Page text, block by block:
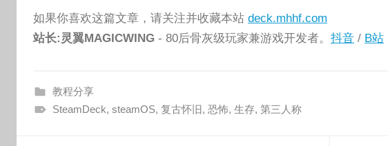
如果你喜欢这篇文章，请关注并收藏本站 deck.mhhf.com
站长:灵翼MAGICWING - 80后骨灰级玩家兼游戏开发者。 抖音 / B站
教程分享
SteamDeck, steamOS, 复古怀旧, 恐怖, 生存, 第三人称